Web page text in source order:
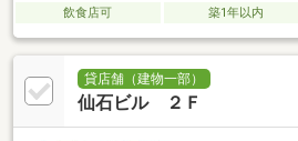
飲食店可 築1年以内
貸店舗（建物一部）
仙石ビル ２Ｆ